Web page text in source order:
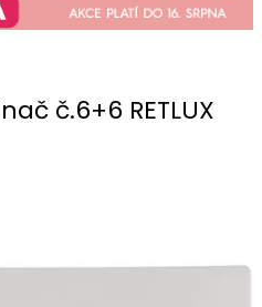
č.6+6 RETLUX